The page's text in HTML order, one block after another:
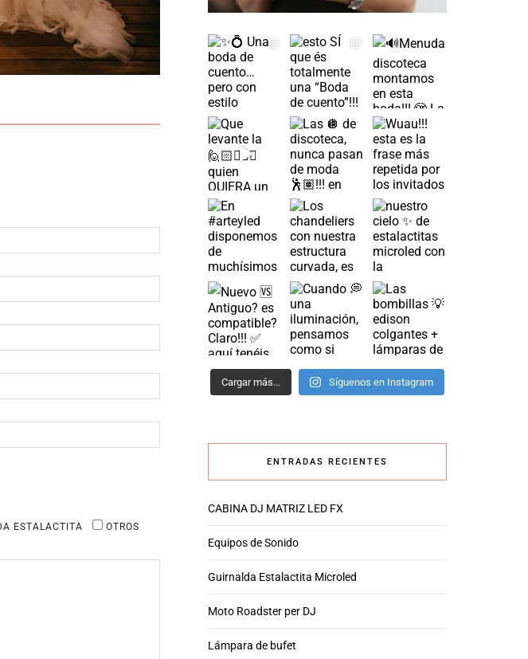
ESTALACTITA
OTROS
Cargar más... Síguenos en Instagram
ENTRADAS RECIENTES
CABINA DJ MATRIZ LED FX
Equipos de Sonido
Guirnalda Estalactita Microled
Moto Roadster per DJ
Lámpara de bufet